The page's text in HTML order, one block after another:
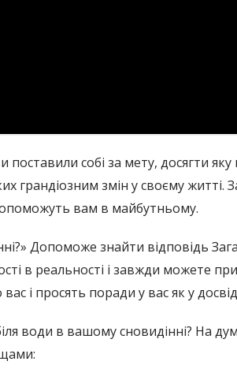
собі за мету, досягти
змін у своєму житті.
вам в майбутньому.
Допоможе знайти відповідь
в реальності і завжди можете
і просять поради у вас як у
води в вашому сновидінні? На